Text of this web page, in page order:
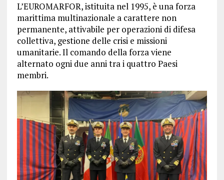
L’EUROMARFOR, istituita nel 1995, è una forza
marittima multinazionale a carattere non
permanente, attivabile per operazioni di difesa
collettiva, gestione delle crisi e missioni
umanitarie. Il comando della forza viene
alternato ogni due anni tra i quattro Paesi
membri.